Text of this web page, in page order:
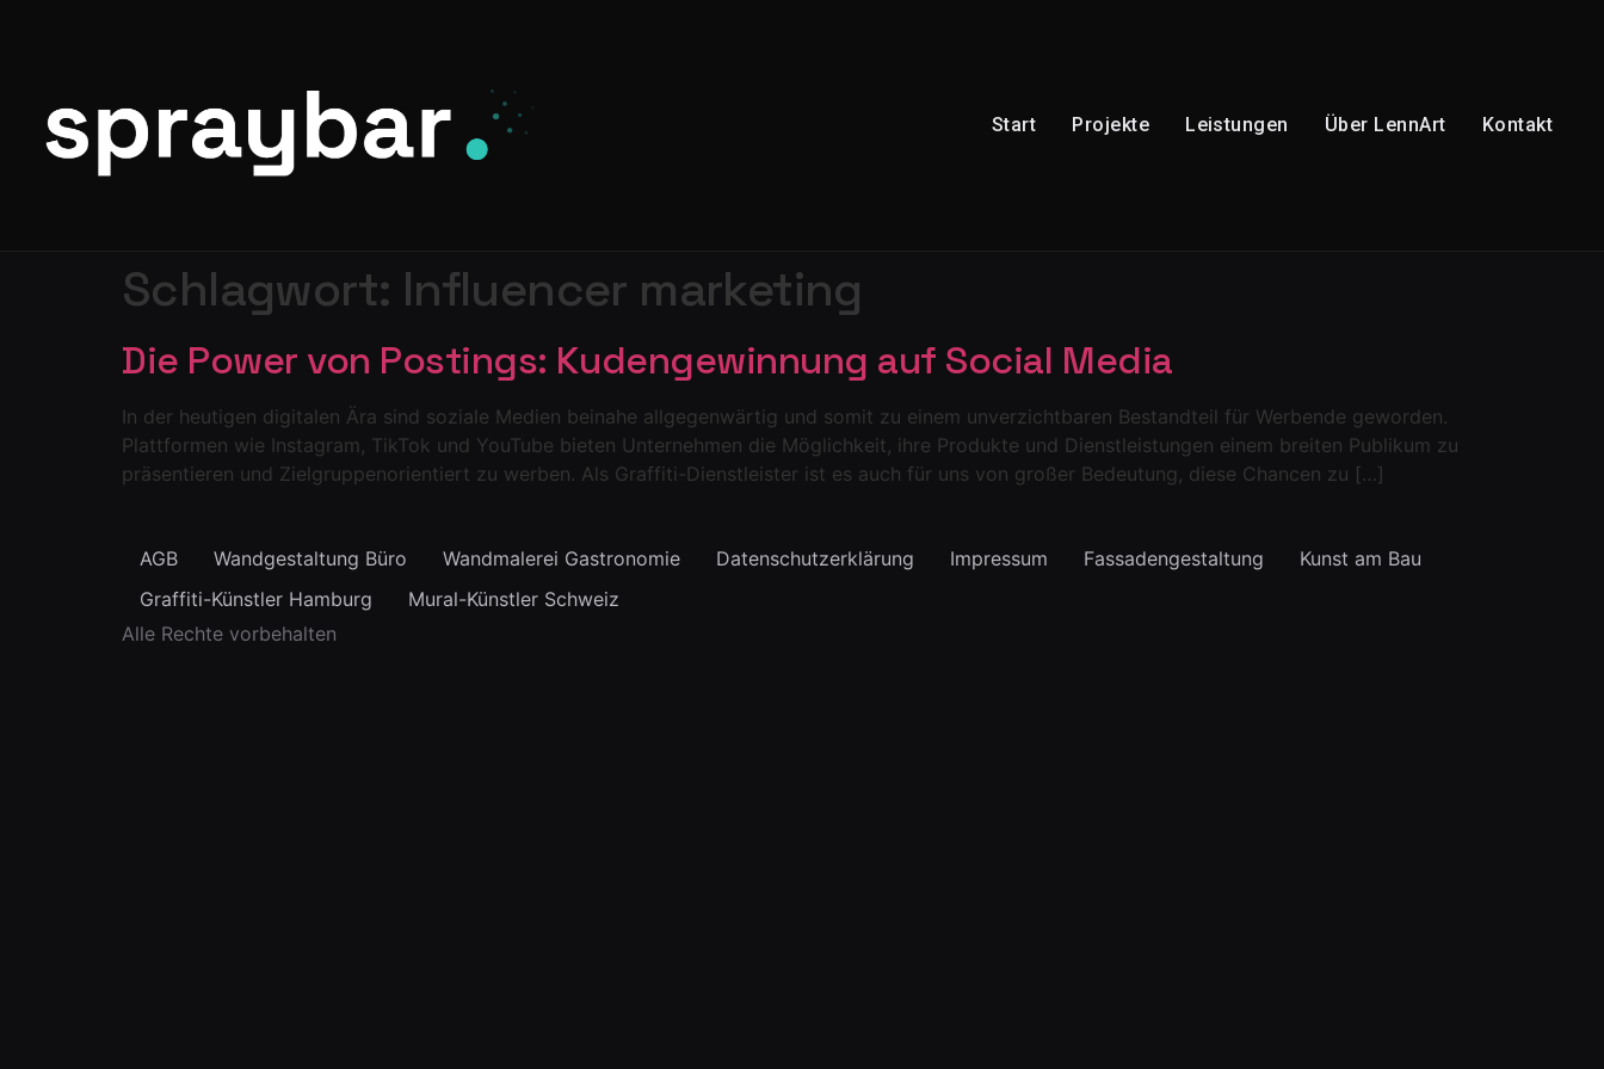
Start Projekte Leistungen Über LennArt Kontakt
Schlagwort: Influencer marketing
Die Power von Postings: Kudengewinnung auf Social Media
In der heutigen digitalen Ära sind soziale Medien beinahe allgegenwärtig und somit zu einem unverzichtbaren Bestandteil für Werbende geworden.
Plattformen wie Instagram, TikTok und YouTube bieten Unternehmen die Möglichkeit, ihre Produkte und Dienstleistungen einem breiten Publikum zu
präsentieren und Zielgruppenorientiert zu werben. Als Graffiti-Dienstleister ist es auch für uns von großer Bedeutung, diese Chancen zu […]
AGB Wandgestaltung Büro Wandmalerei Gastronomie Datenschutzerklärung Impressum Fassadengestaltung
Kunst am Bau
Graffiti-Künstler Hamburg
Mural-Künstler Schweiz
Alle Rechte vorbehalten